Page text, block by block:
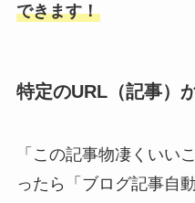
できます！
特定のURL（記事）
「この記事物凄くいい
ったら「ブログ記事自